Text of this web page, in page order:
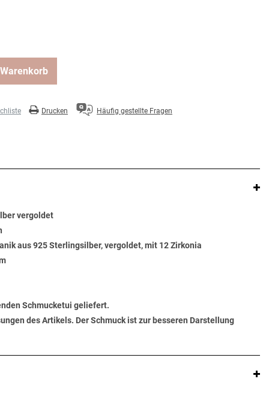
Drucken Häufig gestellte Fragen
vergoldet
aus 925 Sterlingsilber, vergoldet, mit 12 Zirkonia
Schmucketui geliefert.
des Artikels. Der Schmuck ist zur besseren Darstellung